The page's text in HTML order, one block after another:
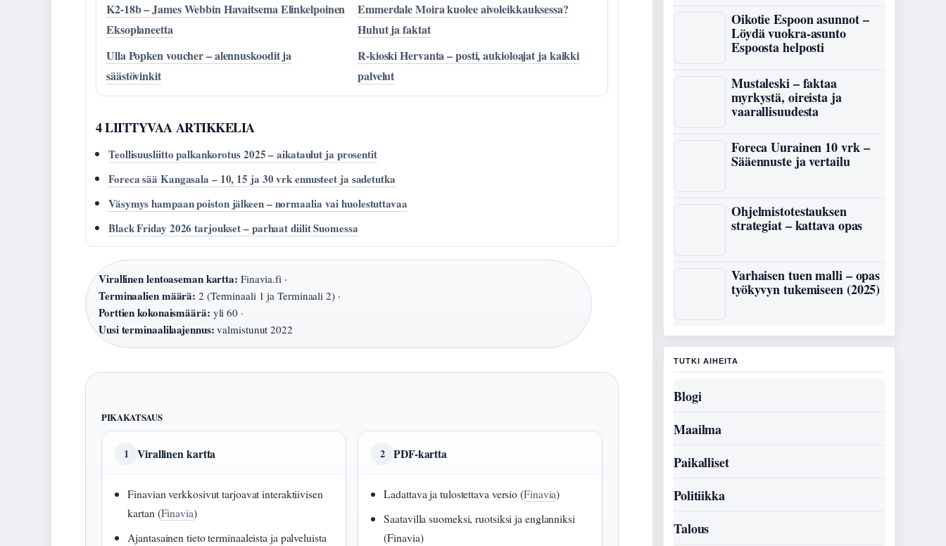
K2-18b – James Webbin Havaitsema Elinkelpoinen
Eksoplaneetta
Emmerdale Moira kuolee aivoleikkauksessa?
Huhut ja faktat
Ulla Popken voucher – alennuskoodit ja
säästövinkit
R-kioski Hervanta – posti, aukioloajat ja kaikki
palvelut
4 LIITTYVAA ARTIKKELIA
Teollisuusliitto palkankorotus 2025 – aikataulut ja prosentit
Foreca sää Kangasala – 10, 15 ja 30 vrk ennusteet ja sadetutka
Väsymys hampaan poiston jälkeen – normaalia vai huolestuttavaa
Black Friday 2026 tarjoukset – parhaat diilit Suomessa
Virallinen lentoaseman kartta: Finavia.fi ·
Terminaalien määrä: 2 (Terminaali 1 ja Terminaali 2) ·
Porttien kokonaismäärä: yli 60 ·
Uusi terminaalilaajennus: valmistunut 2022
PIKAKATSAUS
1 Virallinen kartta
Finavian verkkosivut tarjoavat interaktiivisen
kartan (Finavia)
Ajantasainen tieto terminaaleista ja palveluista
2 PDF-kartta
Ladattava ja tulostettava versio (Finavia)
Saatavilla suomeksi, ruotsiksi ja englanniksi
(Finavia)
Oikotie Espoon asunnot –
Löydä vuokra-asunto
Espoosta helposti
Mustaleski – faktaa
myrkystä, oireista ja
vaarallisuudesta
Foreca Uurainen 10 vrk –
Sääennuste ja vertailu
Ohjelmistotestauksen
strategiat – kattava opas
Varhaisen tuen malli – opas
työkyvyn tukemiseen (2025)
TUTKI AIHEITA
Blogi
Maailma
Paikalliset
Politiikka
Talous